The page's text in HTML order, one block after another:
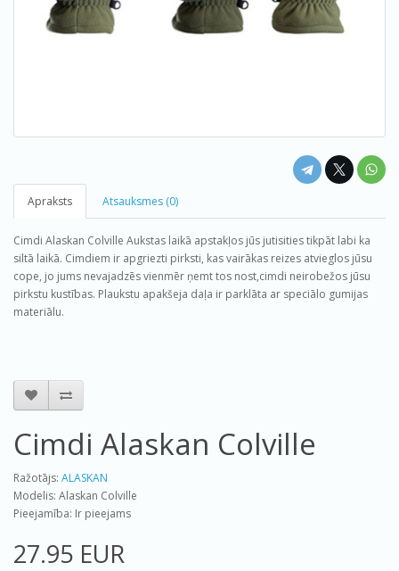
Apraksts Atsauksmes (0)
Cimdi Alaskan Colville Aukstas laikā apstakļos jūs jutisities tikpāt labi ka
siltā laikā. Cimdiem ir apgriezti pirksti, kas vairākas reizes atvieglos jūsu
cope, jo jums nevajadzēs vienmēr ņemt tos nost,cimdi neirobežos jūsu
pirkstu kustības. Plaukstu apakšeja daļa ir parklāta ar speciālo gumijas
materiālu.
Cimdi Alaskan Colville
Ražotājs: ALASKAN
Modelis: Alaskan Colville
Pieejamība: Ir pieejams
27.95 EUR